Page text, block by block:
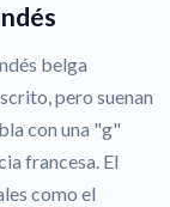
belga
pero suenan
con una "g"
francesa. El
como el